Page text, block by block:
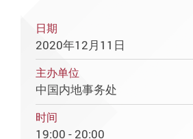
日期
2020年12月11日
主办单位
中国内地事务处
时间
19:00 - 20:00